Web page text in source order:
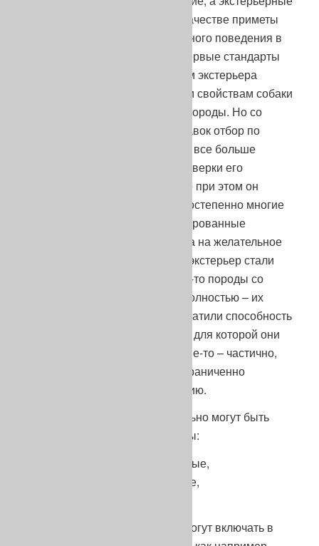
особенности служили лишь в качестве приметы
возможной передачи желательного поведения в
потомках. Не секрет и то, что первые стандарты
пород были, по сути, описанием экстерьера
выдающейся по своим рабочим свойствам собаки
на момент стандартизации ее породы. Но со
временем, с появлением выставок отбор по
экстерьеру стал производиться все больше
умозрительно, без должной проверки его
функциональности, очень часто при этом он
подвергался влиянию моды. Постепенно многие
охотничьи породы или их изолированные
популяции без должного отбора на желательное
поведение и функциональный экстерьер стали
уклоняться в декорацию. Какие-то породы со
временем ушли в декорацию полностью – их
представители совершенно утратили способность
выполнять породную функцию, для которой они
изначально создавались, а какие-то – частично,
сохранив возможность быть ограниченно
использованными по назначению.
Сегодня, к охотничьим формально могут быть
причислены следующие породы:
– выставочные или декоративные,
– частично или условно рабочие,
Последние, помимо рабочей, могут включать в